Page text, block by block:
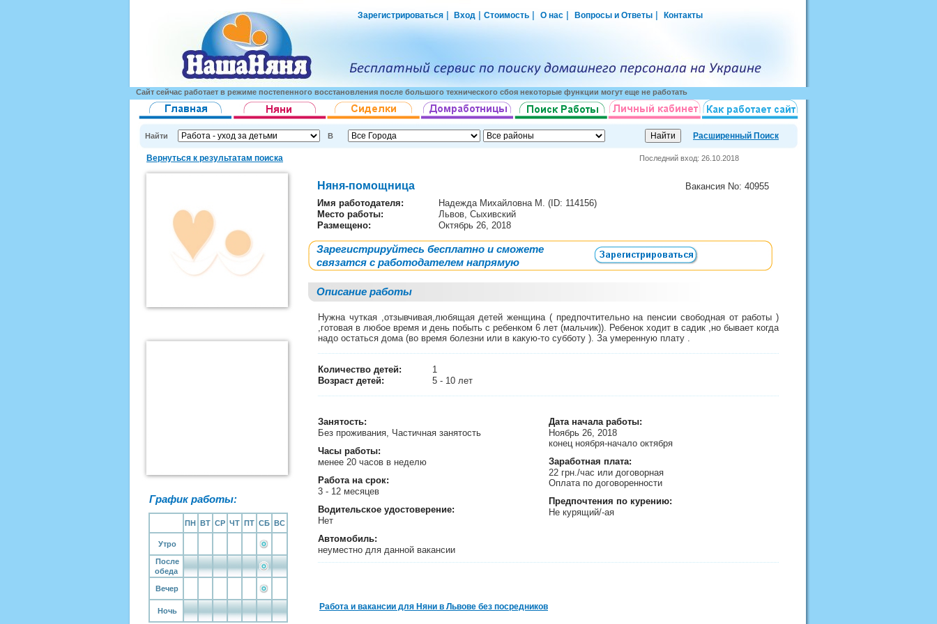
Зарегистрироваться Вход Стоимость О нас Вопросы и Ответы Контакты
Сайт сейчас работает в режиме постепенного восстановления после большого технического сбоя некоторые функции могут еще не работать
Найти В Расширенный Поиск
Вернуться к результатам поиска Последний вход: 26.10.2018
График работы:
ПН ВТ СР ЧТ ПТ СБ ВС
Утро
После
обеда
Вечер
Ночь
Няня-помощница Вакансия No: 40955
Имя работодателя:
Надежда Михайловна М. (ID: 114156)
Место работы:
Львов, Сыхивский
Размещено:
Октябрь 26, 2018
Зарегистрируйтесь бесплатно и сможете
связатся с работодателем напрямую
Описание работы
Нужна чуткая ,отзывчивая,любящая детей женщина ( предпочтительно на пенсии свободная от работы )
,готовая в любое время и день побыть с ребенком 6 лет (мальчик)). Ребенок ходит в садик ,но бывает когда
надо остаться дома (во время болезни или в какую-то субботу ). За умеренную плату .
Количество детей:
1
Возраст детей:
5 - 10 лет
Занятость:
Без проживания, Частичная занятость
Часы работы:
менее 20 часов в неделю
Работа на срок:
3 - 12 месяцев
Водительское удостоверение:
Нет
Автомобиль:
неуместно для данной вакансии
Дата начала работы:
Ноябрь 26, 2018
конец ноября-начало октября
Заработная плата:
22 грн./час или договорная
Оплата по договоренности
Предпочтения по курению:
Не курящий/-ая
Работа и вакансии для Няни в Львове без посредников